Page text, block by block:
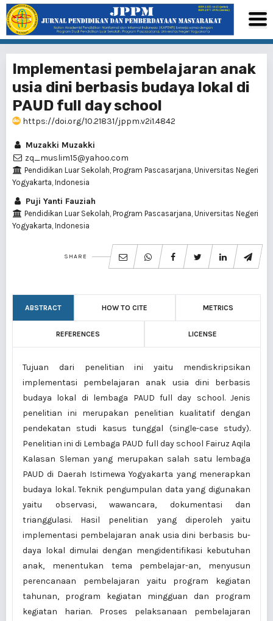
Implementasi pembelajaran anak
usia dini berbasis budaya lokal di
PAUD full day school
https://doi.org/10.21831/jppm.v2i1.4842
Muzakki Muzakki
zq_muslim15@yahoo.com
Pendidikan Luar Sekolah, Program Pascasarjana, Universitas Negeri
Yogyakarta, Indonesia
Puji Yanti Fauziah
Pendidikan Luar Sekolah, Program Pascasarjana, Universitas Negeri
Yogyakarta, Indonesia
SHARE
ABSTRACT HOW TO CITE METRICS
REFERENCES LICENSE
Tujuan dari penelitian ini yaitu mendiskripsikan
implementasi pembelajaran anak usia dini berbasis
budaya lokal di lembaga PAUD full day school. Jenis
penelitian ini merupakan penelitian kualitatif dengan
pendekatan studi kasus tunggal (single-case study).
Penelitian ini di Lembaga PAUD full day school Fairuz Aqila
Kalasan Sleman yang merupakan salah satu lembaga
PAUD di Daerah Istimewa Yogyakarta yang menerapkan
budaya lokal. Teknik pengumpulan data yang digunakan
yaitu observasi, wawancara, dokumentasi dan
trianggulasi. Hasil penelitian yang diperoleh yaitu
implementasi pembelajaran anak usia dini berbasis bu-
daya lokal dimulai dengan mengidentifikasi kebutuhan
anak, menentukan tema pembelajar-an, menyusun
perencanaan pembelajaran yaitu program kegiatan
tahunan, program kegiatan mingguan dan program
kegiatan harian. Proses pelaksanaan pembelajaran